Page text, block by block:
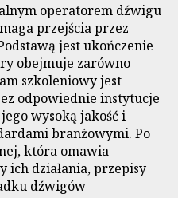
operatorem dźwigu
przejścia przez
jest ukończenie
obejmuje zarówno
szkoleniowy jest
odpowiednie instytucje
wysoką jakość i
branżowymi. Po
która omawia
ich działania, przepisy
dźwigów